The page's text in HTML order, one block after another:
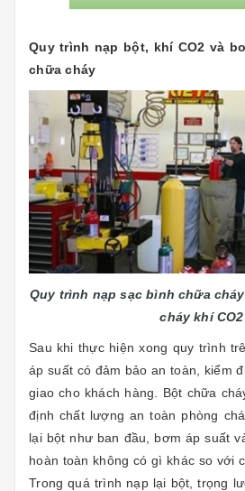
Quy trình nạp bột, khí CO2 và
chữa cháy
Quy trình nạp sạc bình chữa
cháy khí CO2
Sau khi thực hiện xong quy trình
áp suất có đảm bảo an toàn, kiểm
giao cho khách hàng. Bột chữa
định chất lượng an toàn phòng
lại bột như ban đầu, bơm áp suất
hoàn toàn không có gì khác so với
Trong quá trình nạp lại bột, trọng